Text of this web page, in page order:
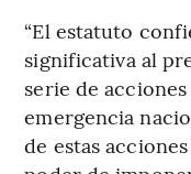
“El estatuto
significativa al
serie de
emergencia
de estas